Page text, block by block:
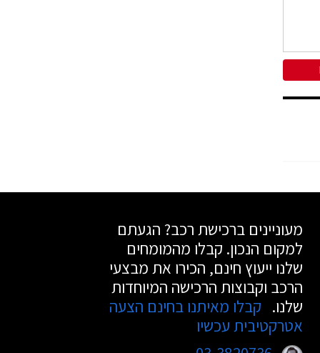
מעוניינים ברכישת רכב? הגעתם
למקום הנכון. קבלו מהמומחים
שלנו ייעוץ חינם, הכירו את מבצעי
הרכב וקבוצות הרכישה המיוחדות
שלנו. קבלו מאיתנו בחינם הצעה
אטרקטיבית עכשיו